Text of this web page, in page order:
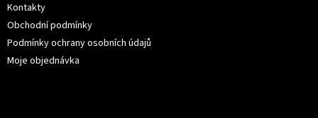
Kontakty
Obchodní podmínky
Podmínky ochrany osobních údajů
Moje objednávka